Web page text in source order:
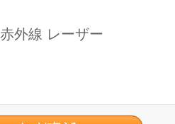
外線 レーザー